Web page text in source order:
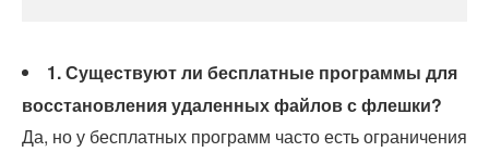
1. Существуют ли бесплатные программы для
восстановления удаленных файлов с флешки?
Да, но у бесплатных программ часто есть ограничения